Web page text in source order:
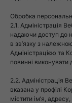
Обробка
2.1. Адміністрація
надаючи доступ до
в зв’язку з
Адміністрацією та
повинні виконувати
2.2. Адміністрація
вказана у профілі
містити ім’я,